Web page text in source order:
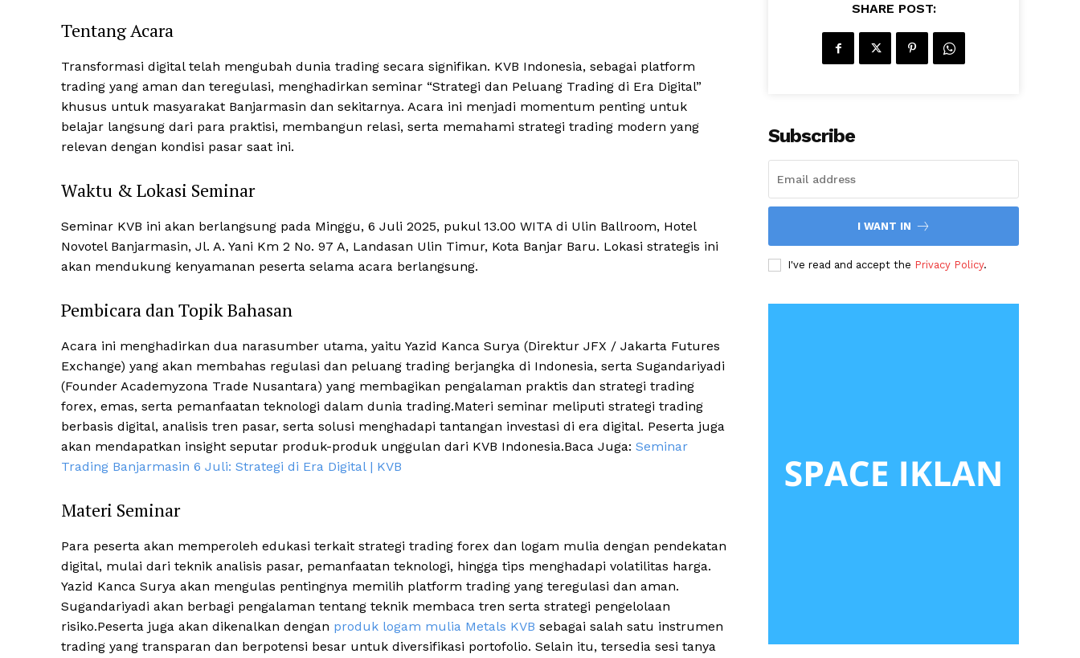
Tentang Acara
Transformasi digital telah mengubah dunia trading secara signifikan. KVB Indonesia, sebagai platform
trading yang aman dan teregulasi, menghadirkan seminar “Strategi dan Peluang Trading di Era Digital”
khusus untuk masyarakat Banjarmasin dan sekitarnya. Acara ini menjadi momentum penting untuk
belajar langsung dari para praktisi, membangun relasi, serta memahami strategi trading modern yang
relevan dengan kondisi pasar saat ini.
Waktu & Lokasi Seminar
Seminar KVB ini akan berlangsung pada Minggu, 6 Juli 2025, pukul 13.00 WITA di Ulin Ballroom, Hotel
Novotel Banjarmasin, Jl. A. Yani Km 2 No. 97 A, Landasan Ulin Timur, Kota Banjar Baru. Lokasi strategis ini
akan mendukung kenyamanan peserta selama acara berlangsung.
Pembicara dan Topik Bahasan
Acara ini menghadirkan dua narasumber utama, yaitu Yazid Kanca Surya (Direktur JFX / Jakarta Futures
Exchange) yang akan membahas regulasi dan peluang trading berjangka di Indonesia, serta Sugandariyadi
(Founder Academyzona Trade Nusantara) yang membagikan pengalaman praktis dan strategi trading
forex, emas, serta pemanfaatan teknologi dalam dunia trading.Materi seminar meliputi strategi trading
berbasis digital, analisis tren pasar, serta solusi menghadapi tantangan investasi di era digital. Peserta juga
akan mendapatkan insight seputar produk-produk unggulan dari KVB Indonesia.Baca Juga: Seminar
Trading Banjarmasin 6 Juli: Strategi di Era Digital | KVB
Materi Seminar
Para peserta akan memperoleh edukasi terkait strategi trading forex dan logam mulia dengan pendekatan
digital, mulai dari teknik analisis pasar, pemanfaatan teknologi, hingga tips menghadapi volatilitas harga.
Yazid Kanca Surya akan mengulas pentingnya memilih platform trading yang teregulasi dan aman.
Sugandariyadi akan berbagi pengalaman tentang teknik membaca tren serta strategi pengelolaan
risiko.Peserta juga akan dikenalkan dengan produk logam mulia Metals KVB sebagai salah satu instrumen
trading yang transparan dan berpotensi besar untuk diversifikasi portofolio. Selain itu, tersedia sesi tanya
SHARE POST:
Subscribe
I WANT IN
I've read and accept the Privacy Policy.